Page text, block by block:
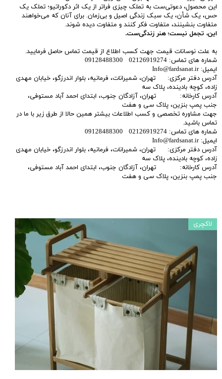
این محصول، دعوتی‌ست به تملک چیزی فراتر از یک اثر دکوراتیو؛ تملک یک
حس، یک شأن، یک سبک زندگی اصیل و بی‌زمان. برای آنان که می‌خواهند
متفاوت بنشینند، متفاوت فکر کنند و متفاوت دیده شوند.
این، تجمل نیست؛ هنر زندگی‌ست.
به علت نوسانات قیمت جهت کسب اطلاع از قیمت تماس حاصل فرمایید.
شماره های تماس: 02126919274 09128488300
ایمیل: Info@fardsanat.ir
آدرس دفتر مرکزی: تهران، شمیرانات، فرمانیه، بلوار اندرزگو، خیابان مهدی
زاده، کوچه بادینده، پلاک سه
آدرس کارخانه: تهران، آزادگان جنوب، ابتدای احمد آباد مستوفی،
جنب پمپ بنزین، پلاک سی و هفت
جهت مشاوره تخصصی و کسب اطلاعات بیشتر همین حالا از طرق زیر با ما در
تماس باشید.
شماره های تماس: 02126919274 09128488300
ایمیل: Info@fardsanat.ir
آدرس دفتر مرکزی: تهران، شمیرانات، فرمانیه، بلوار اندرزگو، خیابان مهدی
زاده، کوچه بادینده، پلاک سه
آدرس کارخانه: تهران، آزادگان جنوب، ابتدای احمد آباد مستوفی،
جنب پمپ بنزین، پلاک سی و هفت
لاکچری